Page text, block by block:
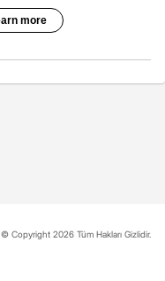
© Copyright 2026 Tüm Hakları Gizlidir.